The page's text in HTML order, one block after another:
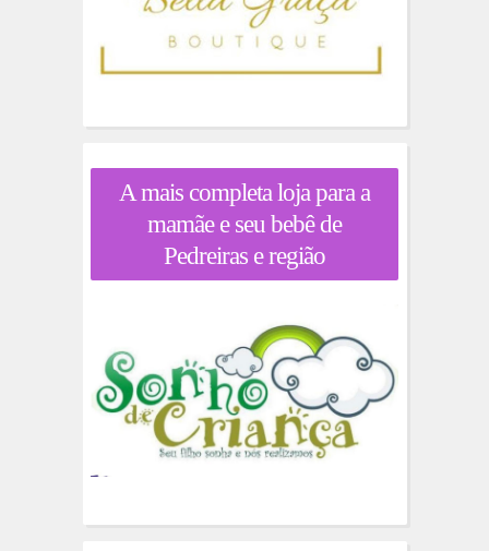
A mais completa loja para a
mamãe e seu bebê de
Pedreiras e região